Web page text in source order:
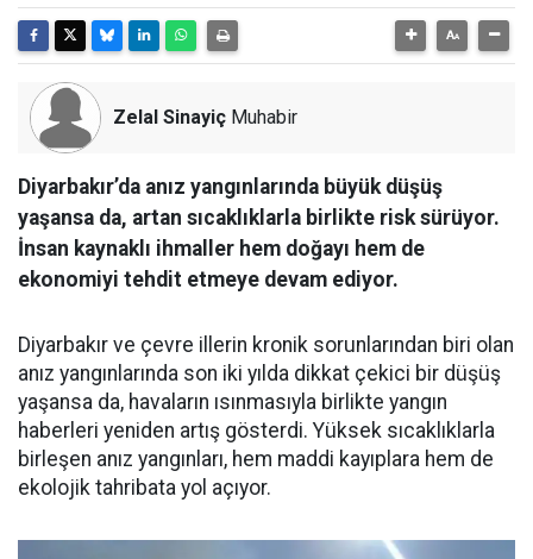
Zelal Sinayiç Muhabir
Diyarbakır’da anız yangınlarında büyük düşüş
yaşansa da, artan sıcaklıklarla birlikte risk sürüyor.
İnsan kaynaklı ihmaller hem doğayı hem de
ekonomiyi tehdit etmeye devam ediyor.
Diyarbakır ve çevre illerin kronik sorunlarından biri olan
anız yangınlarında son iki yılda dikkat çekici bir düşüş
yaşansa da, havaların ısınmasıyla birlikte yangın
haberleri yeniden artış gösterdi. Yüksek sıcaklıklarla
birleşen anız yangınları, hem maddi kayıplara hem de
ekolojik tahribata yol açıyor.